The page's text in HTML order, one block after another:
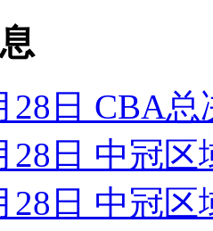
28日 CBA
28日 中冠
28日 中冠